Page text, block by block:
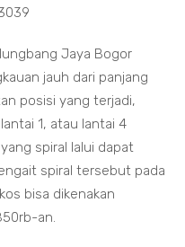
Jaya Bogor
jauh dari panjang
posisi yang terjadi,
1, atau lantai 4
spiral lalui dapat
spiral tersebut pada
bisa dikenakan
an.